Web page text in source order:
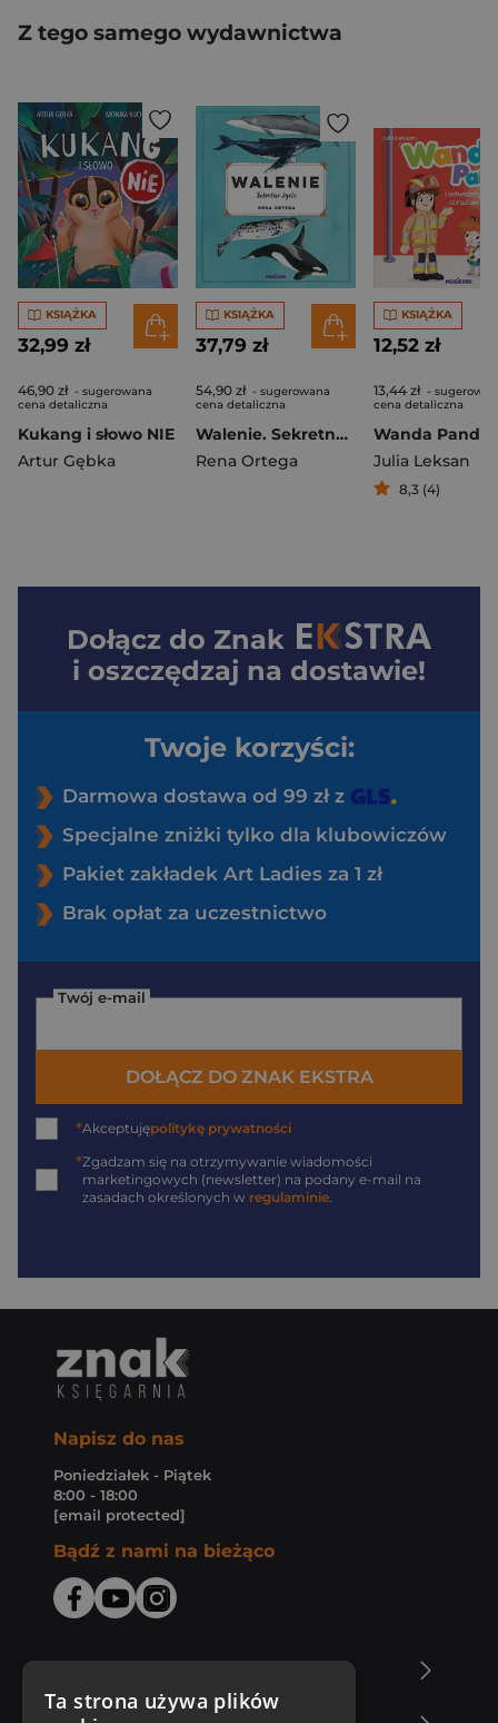
Z tego samego wydawnictwa
KSIĄŻKA
32,99 zł
46,90 zł - sugerowana
cena detaliczna
Kukang i słowo NIE
Artur Gębka
KSIĄŻKA
37,79 zł
54,90 zł - sugerowana
cena detaliczna
Walenie. Sekretne życie
Rena Ortega
KSIĄŻKA
12,52 zł
13,44 zł -
cena detaliczna
Julia Leksan
8,3 (4)
Dołącz do Znak
i oszczędzaj na dostawie!
Twoje korzyści:
Darmowa dostawa od 99 zł z
Specjalne zniżki tylko dla klubowiczów
Pakiet zakładek Art Ladies za 1 zł
Brak opłat za uczestnictwo
Twój e-mail
DOŁĄCZ DO ZNAK EKSTRA
*Akceptujępolitykę prywatności
*Zgadzam się na otrzymywanie wiadomości
marketingowych (newsletter) na podany e-mail na
zasadach określonych w regulaminie
Napisz do nas
Poniedziałek - Piątek
8:00 - 18:00
[email protected]
Bądź z nami na bieżąco
Ta strona używa plików